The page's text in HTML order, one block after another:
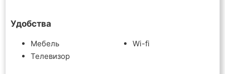
Удобства
Мебель
Телевизор
Wi-fi